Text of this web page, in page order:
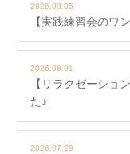
2026.08.05
【実践練習会のワ
2026.08.01
【リラクゼーショ
た♪
2026.07.29